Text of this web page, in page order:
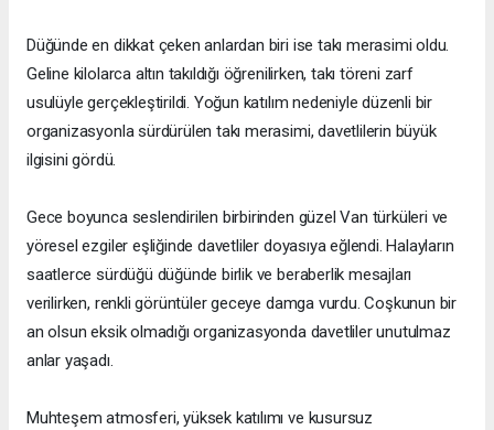
Düğünde en dikkat çeken anlardan biri ise takı merasimi oldu.
Geline kilolarca altın takıldığı öğrenilirken, takı töreni zarf
usulüyle gerçekleştirildi. Yoğun katılım nedeniyle düzenli bir
organizasyonla sürdürülen takı merasimi, davetlilerin büyük
ilgisini gördü.
Gece boyunca seslendirilen birbirinden güzel Van türküleri ve
yöresel ezgiler eşliğinde davetliler doyasıya eğlendi. Halayların
saatlerce sürdüğü düğünde birlik ve beraberlik mesajları
verilirken, renkli görüntüler geceye damga vurdu. Coşkunun bir
an olsun eksik olmadığı organizasyonda davetliler unutulmaz
anlar yaşadı.
Muhteşem atmosferi, yüksek katılımı ve kusursuz